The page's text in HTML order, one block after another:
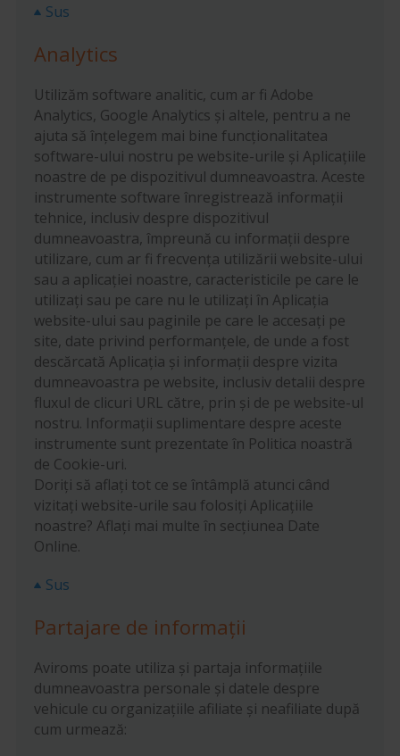
Sus
Analytics
Utilizăm software analitic, cum ar fi Adobe
Analytics, Google Analytics și altele, pentru a ne
ajuta să înțelegem mai bine funcționalitatea
software-ului nostru pe website-urile și Aplicațiile
noastre de pe dispozitivul dumneavoastra. Aceste
instrumente software înregistrează informații
tehnice, inclusiv despre dispozitivul
dumneavoastra, împreună cu informații despre
utilizare, cum ar fi frecvența utilizării website-ului
sau a aplicației noastre, caracteristicile pe care le
utilizați sau pe care nu le utilizați în Aplicația
website-ului sau paginile pe care le accesați pe
site, date privind performanțele, de unde a fost
descărcată Aplicația și informații despre vizita
dumneavoastra pe website, inclusiv detalii despre
fluxul de clicuri URL către, prin și de pe website-ul
nostru. Informații suplimentare despre aceste
instrumente sunt prezentate în Politica noastră
de Cookie-uri.
Doriți să aflați tot ce se întâmplă atunci când
vizitați website-urile sau folosiți Aplicațiile
noastre? Aflați mai multe în secțiunea Date
Online.
Sus
Partajare de informații
Aviroms poate utiliza și partaja informațiile
dumneavoastra personale și datele despre
vehicule cu organizațiile afiliate și neafiliate după
cum urmează: